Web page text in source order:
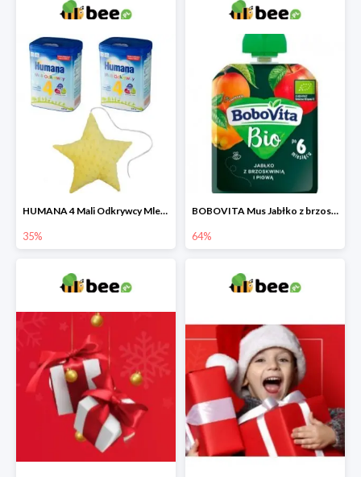
HUMANA 4 Mali Odkrywcy Mleko modyfikowane po 24 m-cu + poduszka Gratis
35%
BOBOVITA Mus Jabłko z brzoskwinią i pigwą
64%